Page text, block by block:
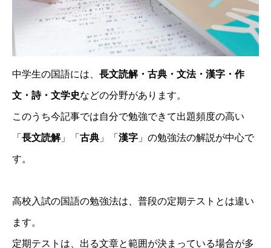
中学生の国語には、 長文読解・古典・文法・漢字・作
文・詩・文学史などの分野があります。
このうち今記事では自分で勉強できて出題頻度の高い
「長文読解」「古典 」「漢字 」の勉強法の解説が中心で
す。
高校入試の国語の勉強法は、普段の定期テストとは違い
ます。
定期テストは、出る文章と範囲が決まっている場合が多